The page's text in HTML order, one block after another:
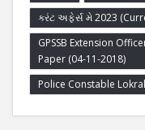
કરંટ અફેર્સ મે 2023
GPSSB Extension
Paper (04-11-2018)
Police Constable